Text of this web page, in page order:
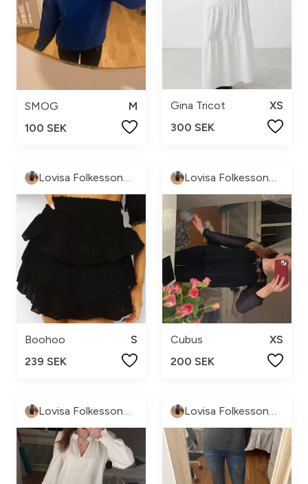
SMOG
M
100 SEK
Gina Tricot
XS
300 SEK
Boohoo
S
239 SEK
Cubus
XS
200 SEK